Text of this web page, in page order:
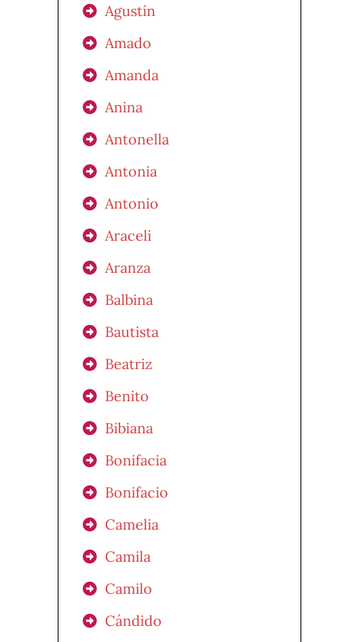
Agustín
Amado
Amanda
Anina
Antonella
Antonia
Antonio
Araceli
Aranza
Balbina
Bautista
Beatriz
Benito
Bibiana
Bonifacia
Bonifacio
Camelia
Camila
Camilo
Cándido